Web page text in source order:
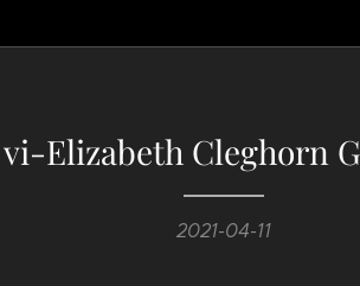
vi-Elizabeth Cleghorn
2021-04-11